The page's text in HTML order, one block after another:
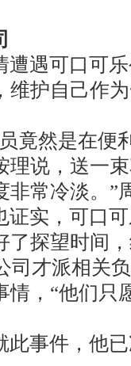
遇可口可
维护自己作
竟然是在便
理说，送一
非常冷淡。”
实，可口
了探望时间
司才派相关
情，“他们只
事件，他